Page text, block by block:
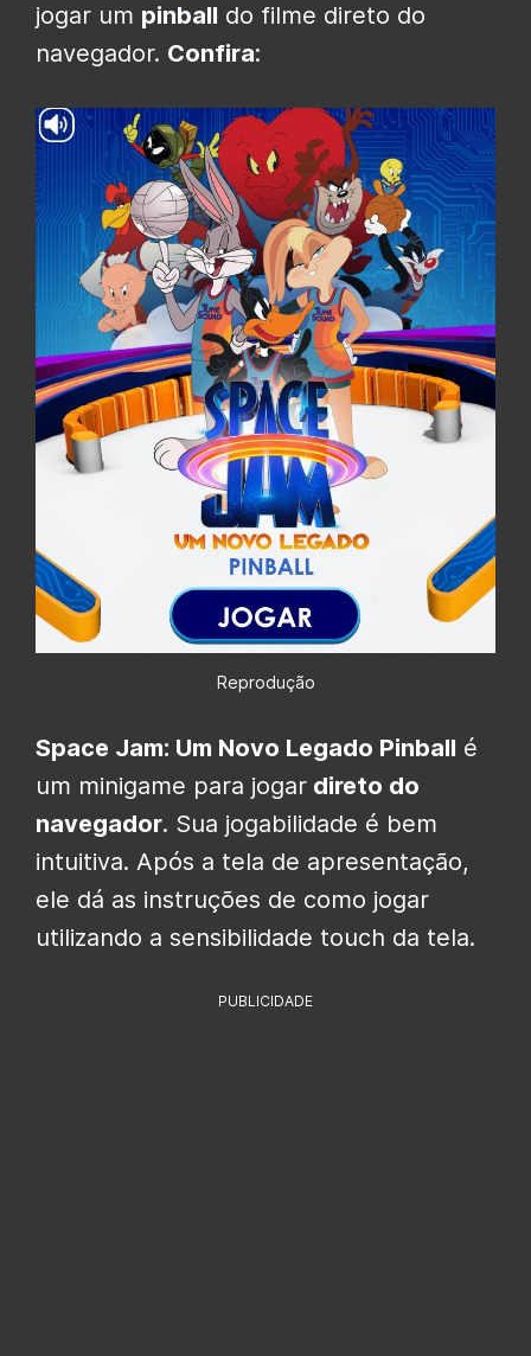
jogar um pinball do filme direto do
navegador. Confira:
Reprodução
Space Jam: Um Novo Legado Pinball é
um minigame para jogar direto do
navegador. Sua jogabilidade é bem
intuitiva. Após a tela de apresentação,
ele dá as instruções de como jogar
utilizando a sensibilidade touch da tela.
PUBLICIDADE